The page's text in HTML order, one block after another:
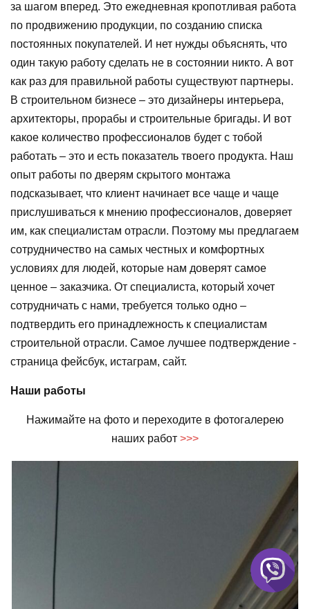
за шагом вперед. Это ежедневная кропотливая работа
по продвижению продукции, по созданию списка
постоянных покупателей. И нет нужды объяснять, что
один такую работу сделать не в состоянии никто. А вот
как раз для правильной работы существуют партнеры.
В строительном бизнесе – это дизайнеры интерьера,
архитекторы, прорабы и строительные бригады. И вот
какое количество профессионалов будет с тобой
работать – это и есть показатель твоего продукта. Наш
опыт работы по дверям скрытого монтажа
подсказывает, что клиент начинает все чаще и чаще
прислушиваться к мнению профессионалов, доверяет
им, как специалистам отрасли. Поэтому мы предлагаем
сотрудничество на самых честных и комфортных
условиях для людей, которые нам доверят самое
ценное – заказчика. От специалиста, который хочет
сотрудничать с нами, требуется только одно –
подтвердить его принадлежность к специалистам
строительной отрасли. Самое лучшее подтверждение -
страница фейсбук, истаграм, сайт.
Наши работы
Нажимайте на фото и переходите в фотогалерею
наших работ >>>